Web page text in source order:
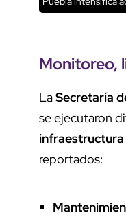
Monitoreo,
LaSecretaría
se ejecutaron
infraestructura
reportados: